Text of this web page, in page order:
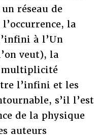
réseau de
la
à l’Un
veut), la
multiplicité
l’infini et les
s’il l’est
de la physique
auteurs